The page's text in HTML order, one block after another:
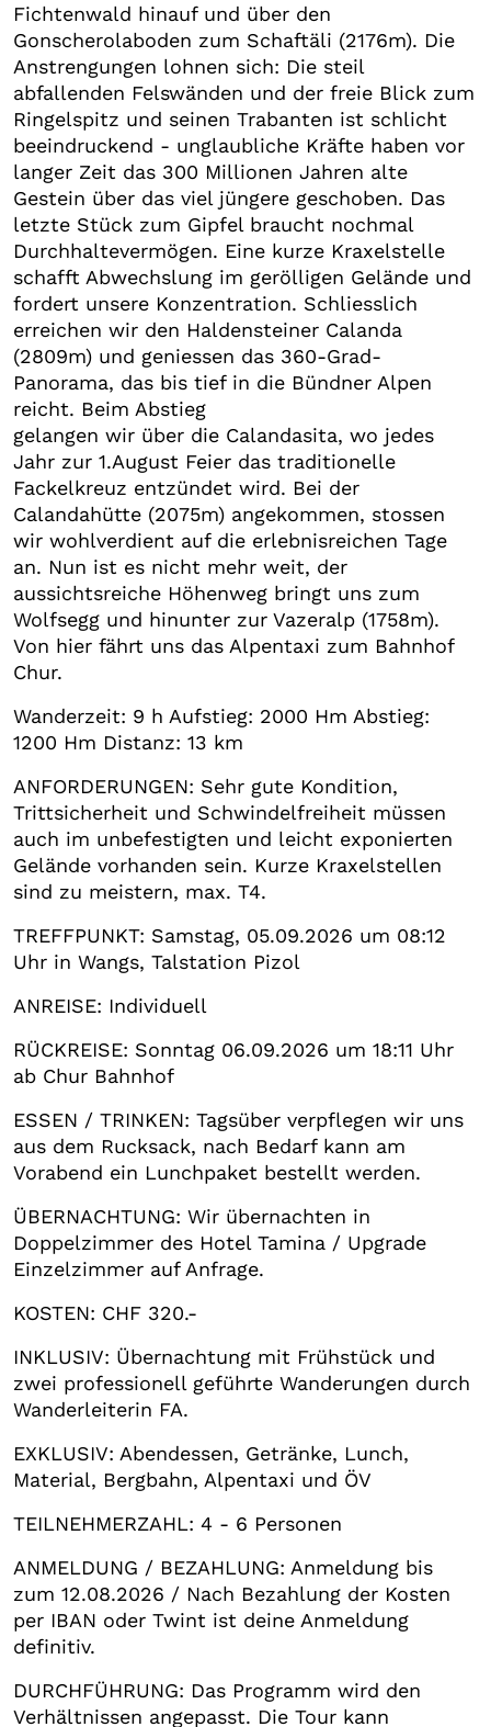
Fichtenwald hinauf und über den
Gonscherolaboden zum Schaftäli (2176m). Die
Anstrengungen lohnen sich: Die steil
abfallenden Felswänden und der freie Blick zum
Ringelspitz und seinen Trabanten ist schlicht
beeindruckend - unglaubliche Kräfte haben vor
langer Zeit das 300 Millionen Jahren alte
Gestein über das viel jüngere geschoben. Das
letzte Stück zum Gipfel braucht nochmal
Durchhaltevermögen. Eine kurze Kraxelstelle
schafft Abwechslung im gerölligen Gelände und
fordert unsere Konzentration. Schliesslich
erreichen wir den Haldensteiner Calanda
(2809m) und geniessen das 360-Grad-
Panorama, das bis tief in die Bündner Alpen
reicht. Beim Abstieg
gelangen wir über die Calandasita, wo jedes
Jahr zur 1.August Feier das traditionelle
Fackelkreuz entzündet wird. Bei der
Calandahütte (2075m) angekommen, stossen
wir wohlverdient auf die erlebnisreichen Tage
an. Nun ist es nicht mehr weit, der
aussichtsreiche Höhenweg bringt uns zum
Wolfsegg und hinunter zur Vazeralp (1758m).
Von hier fährt uns das Alpentaxi zum Bahnhof
Chur.
Wanderzeit: 9 h Aufstieg: 2000 Hm Abstieg:
1200 Hm Distanz: 13 km
ANFORDERUNGEN: Sehr gute Kondition,
Trittsicherheit und Schwindelfreiheit müssen
auch im unbefestigten und leicht exponierten
Gelände vorhanden sein. Kurze Kraxelstellen
sind zu meistern, max. T4.
TREFFPUNKT: Samstag, 05.09.2026 um 08:12
Uhr in Wangs, Talstation Pizol
ANREISE: Individuell
RÜCKREISE: Sonntag 06.09.2026 um 18:11 Uhr
ab Chur Bahnhof
ESSEN / TRINKEN: Tagsüber verpflegen wir uns
aus dem Rucksack, nach Bedarf kann am
Vorabend ein Lunchpaket bestellt werden.
ÜBERNACHTUNG: Wir übernachten in
Doppelzimmer des Hotel Tamina / Upgrade
Einzelzimmer auf Anfrage.
KOSTEN: CHF 320.-
INKLUSIV: Übernachtung mit Frühstück und
zwei professionell geführte Wanderungen durch
Wanderleiterin FA.
EXKLUSIV: Abendessen, Getränke, Lunch,
Material, Bergbahn, Alpentaxi und ÖV
TEILNEHMERZAHL: 4 - 6 Personen
ANMELDUNG / BEZAHLUNG: Anmeldung bis
zum 12.08.2026 / Nach Bezahlung der Kosten
per IBAN oder Twint ist deine Anmeldung
definitiv.
DURCHFÜHRUNG: Das Programm wird den
Verhältnissen angepasst. Die Tour kann